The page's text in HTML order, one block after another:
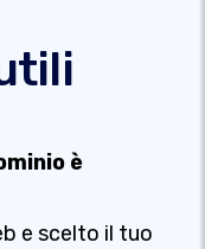
è
e scelto il tuo